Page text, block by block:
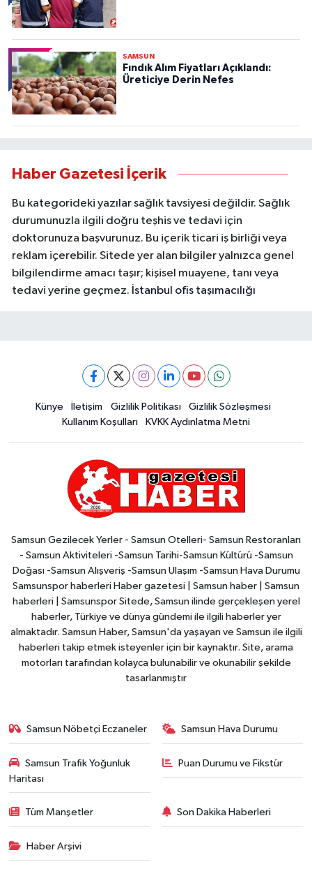
SAMSUN
Fındık Alım Fiyatları Açıklandı:
Üreticiye Derin Nefes
Haber Gazetesi İçerik
Bu kategorideki yazılar sağlık tavsiyesi değildir. Sağlık
durumunuzla ilgili doğru teşhis ve tedavi için
doktorunuza başvurunuz. Bu içerik ticari iş birliği veya
reklam içerebilir. Sitede yer alan bilgiler yalnızca genel
bilgilendirme amacı taşır; kişisel muayene, tanı veya
tedavi yerine geçmez. İstanbul ofis taşımacılığı
Künye İletişim Gizlilik Politikası
Gizlilik Sözleşmesi
Kullanım Koşulları
KVKK Aydınlatma Metni
Samsun Gezilecek Yerler - Samsun Otelleri- Samsun Restoranları
- Samsun Aktiviteleri -Samsun Tarihi-Samsun Kültürü -Samsun
Doğası -Samsun Alışveriş -Samsun Ulaşım -Samsun Hava Durumu
Samsunspor haberleri Haber gazetesi | Samsun haber | Samsun
haberleri | Samsunspor Sitede, Samsun ilinde gerçekleşen yerel
haberler, Türkiye ve dünya gündemi ile ilgili haberler yer
almaktadır. Samsun Haber, Samsun'da yaşayan ve Samsun ile ilgili
haberleri takip etmek isteyenler için bir kaynaktır. Site, arama
motorları tarafından kolayca bulunabilir ve okunabilir şekilde
tasarlanmıştır
Samsun Nöbetçi Eczaneler Samsun Hava Durumu
Samsun Trafik Yoğunluk
Haritası
Puan Durumu ve Fikstür
Tüm Manşetler Son Dakika Haberleri
Haber Arşivi